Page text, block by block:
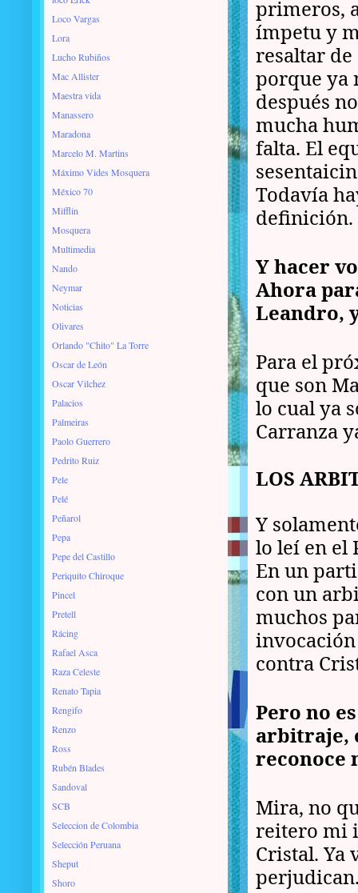
primeros,
ímpetu y
resaltar
porque ya
después
mucha
falta. El
Todavía
definición.
Y hacer
Ahora
Leandro,
Para el
que son
lo cual ya
Carranza
LOS
Y
lo leí en el
En un
con un
muchos
contra
Pero no
arbitraje,
reconoce
Mira, no
reitero mi
Cristal. Ya
Loco Vargas
Lora
Lucho Rubiños
Mac Allister
Maestra vida
Manassero
Maradona
Marcelo M. Martins
Máximo Vides Mosquera
México 70
Mifflin
Mosquera
Multimedia
Nando
Neymar
Noticias
Olivares
Orlando "Chito" La Torre
Oscar de León
Oscar Vilchez
Palacios
Palmeiras
Paolo Guerrero
Pedrito Ruiz
Pele
Pelé
Peñarol
Pepa
Pepe del Castillo
Periquito Chiroque
Pincel
Pretell
Rácing
Rafael Asca
Raza Celeste
Renato Tapia
Rengifo
Renzo
Ross
Rubén Blades
Sandoval
SCB
Seleccion de Colombia
Selección Peruana
Sheput
Shoro